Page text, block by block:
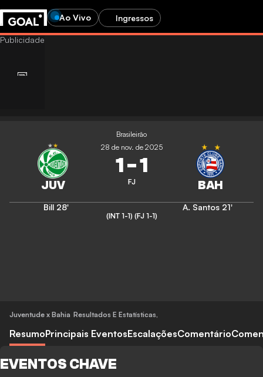
Ao Vivo Ingressos
Brasileirão
28 de nov. de 2025
1-1
FJ
Bill 28' A. Santos 21'
(INT 1-1) (FJ 1-1)
Juventude x Bahia Resultados E Estatísticas,
ResumoPrincipais EventosEscalaçõesComentário
EVENTOS CHAVE